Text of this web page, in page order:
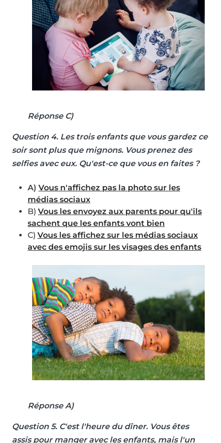
Réponse C)
Question 4. Les trois enfants que vous gardez ce
soir sont plus que mignons. Vous prenez des
selfies avec eux. Qu'est-ce que vous en faites ?
A) Vous n'affichez pas la photo sur les
médias sociaux
B) Vous les envoyez aux parents pour qu'ils
sachent que les enfants vont bien
C) Vous les affichez sur les médias sociaux
avec des emojis sur les visages des enfants
Réponse A)
Question 5. C'est l'heure du dîner. Vous êtes
assis pour manger avec les enfants, mais l'un